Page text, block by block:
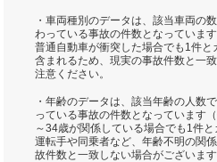
・車両種別のデータは、該当車両の
わっている事故の件数となっていま
普通自動車が衝突した場合でも1件
含まれるため、現実の事故件数と一
注意ください。
・年齢のデータは、該当年齢の人数
っている事故の件数となっています
～34歳が関係している場合でも1件
運転手や同乗者など、年齢不明の関
故件数と一致しない場合がございます